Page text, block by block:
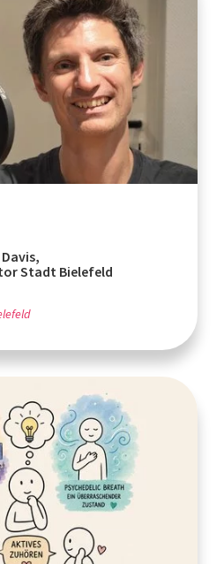
Stadt Bielefeld